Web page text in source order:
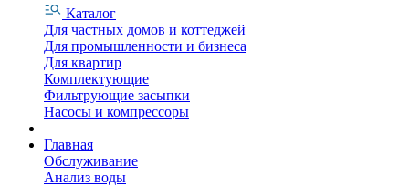
Каталог
Для частных домов и коттеджей
Для промышленности и бизнеса
Для квартир
Комплектующие
Фильтрующие засыпки
Насосы и компрессоры
Главная
Обслуживание
Анализ воды